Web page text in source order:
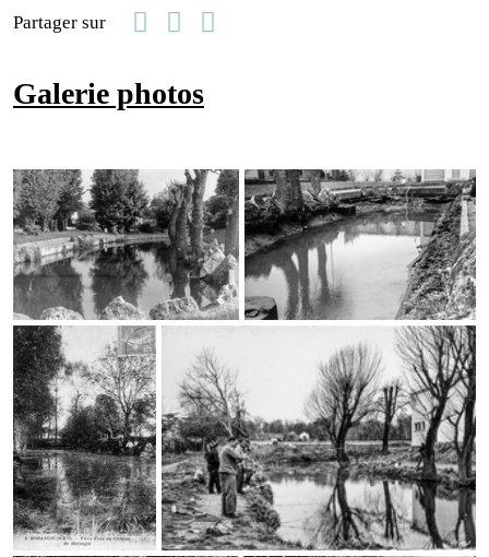
Partager sur
FacebookLinkedin
Email
Galerie photos